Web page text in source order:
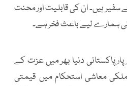
ہیں۔ ان کی قابلیت اور محنت
ہمارے لیے باعث فخر ہے۔
پاکستانی دنیا بھر میں عزت کے
معاشی استحکام میں قیمتی